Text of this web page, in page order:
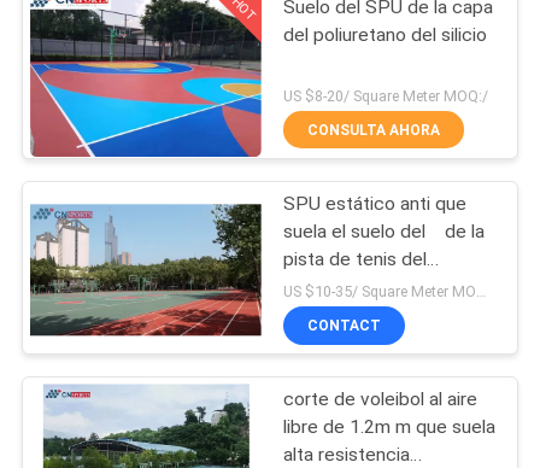
DE
CALIDAD
ÉNTRENOS
EN
CONTACTO
CON
PIDA
UNA
CITA
Pista corriente
sintética
50
Suelo del deporte
del PVC
24
HOT
Suelo del SPU de la capa
del poliuretano del silicio
US $8-20/ Square Meter MOQ:/
CONSULTA AHORA
SPU estático anti que
suela el suelo del de la
pista de tenis del
poliuretano del silicio
US $10-35/ Square Meter MOQ:/
CONTACT
corte de voleibol al aire
libre de 1.2m m que suela
alta resistencia